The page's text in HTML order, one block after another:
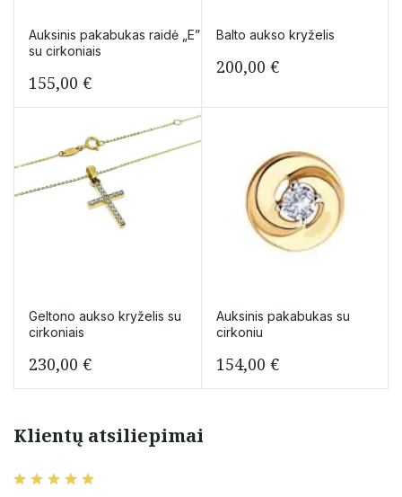
Auksinis pakabukas raidė „E”
su cirkoniais
155,00 €
Balto aukso kryželis
200,00 €
Geltono aukso kryželis su
cirkoniais
230,00 €
Auksinis pakabukas su
cirkoniu
154,00 €
Klientų atsiliepimai